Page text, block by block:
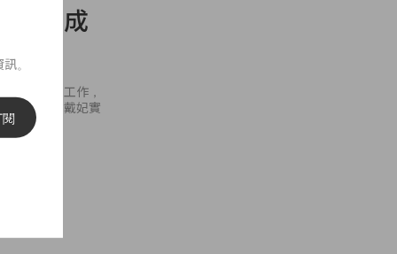
算完成
熱愛慈善工作，
特繼承了戴妃實
。